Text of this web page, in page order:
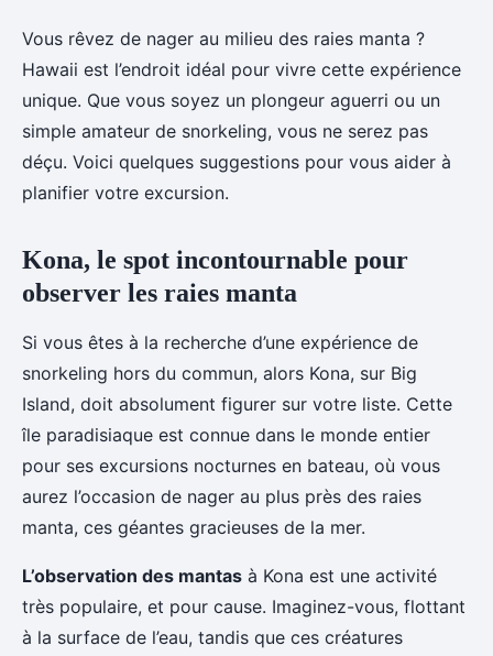
Où pratiquer le snorkeling au
milieu des raies manta à Hawaii
?
Joseph•9 octobre 2024•6 min de lecture
Vous rêvez de nager au milieu des raies manta ?
Hawaii est l’endroit idéal pour vivre cette expérience
unique. Que vous soyez un plongeur aguerri ou un
simple amateur de snorkeling, vous ne serez pas
déçu. Voici quelques suggestions pour vous aider à
planifier votre excursion.
Kona, le spot incontournable pour
observer les raies manta
Si vous êtes à la recherche d’une expérience de
snorkeling hors du commun, alors Kona, sur Big
Island, doit absolument figurer sur votre liste. Cette
île paradisiaque est connue dans le monde entier
pour ses excursions nocturnes en bateau, où vous
aurez l’occasion de nager au plus près des raies
manta, ces géantes gracieuses de la mer.
L’observation des mantas à Kona est une activité
très populaire, et pour cause. Imaginez-vous, flottant
à la surface de l’eau, tandis que ces créatures